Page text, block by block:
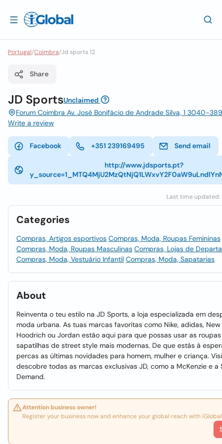
Portugal/Coimbra/Jd sports 12
Share
JD SportsUnclaimed
Forum Coimbra Av. José Bonifácio de Andrade Silva, 1 3040-
Write a review
Facebook +351 239169495 Send email
http://www.jdsports.pt?
Last time updated:
Categories
Compras, Artigos esportivos Compras, Moda, Roupas Femininas
Compras, Moda, Roupas Masculinas Compras, Lojas de
Compras, Moda, Vestuário Infantil Compras, Moda, Sapatarias
About
Reinventa o teu estilo na JD Sports, a loja especializada em
moda urbana. As tuas marcas favoritas como Nike, adidas, New
Hoodrich ou Jordan estão aqui para que possas usar as
sapatilhas de street style mais modernas. De que estás à
percas as últimas novidades para homem, mulher e criança.
descobre todas as marcas exclusivas JD, como a McKenzie e a
Demand.
Attention business owner!
Register your business now and enhance your global reach with